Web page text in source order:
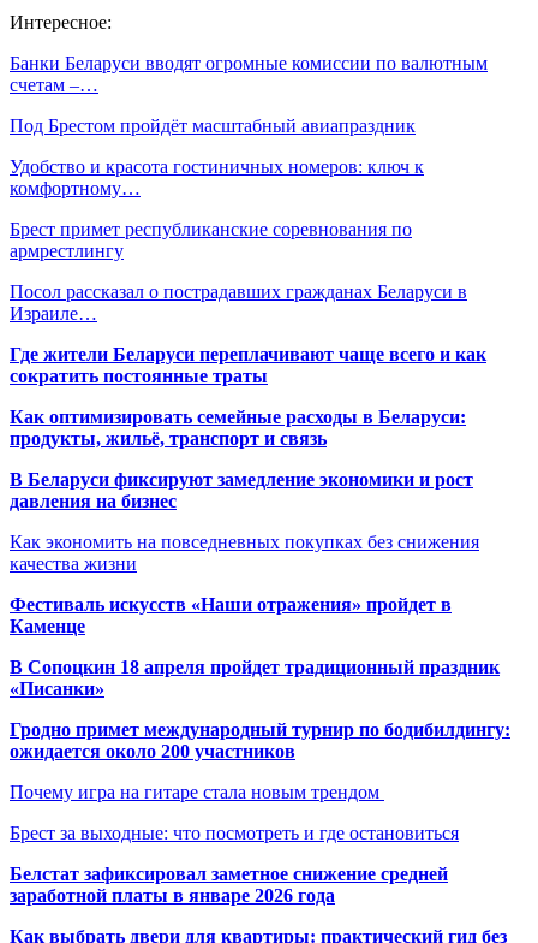
Интересное:
Банки Беларуси вводят огромные комиссии по валютным
счетам –…
Под Брестом пройдёт масштабный авиапраздник
Удобство и красота гостиничных номеров: ключ к
комфортному…
Брест примет республиканские соревнования по
армрестлингу
Посол рассказал о пострадавших гражданах Беларуси в
Израиле…
Где жители Беларуси переплачивают чаще всего и как
сократить постоянные траты
Как оптимизировать семейные расходы в Беларуси:
продукты, жильё, транспорт и связь
В Беларуси фиксируют замедление экономики и рост
давления на бизнес
Как экономить на повседневных покупках без снижения
качества жизни
Фестиваль искусств «Наши отражения» пройдет в
Каменце
В Сопоцкин 18 апреля пройдет традиционный праздник
«Писанки»
Гродно примет международный турнир по бодибилдингу:
ожидается около 200 участников
Почему игра на гитаре стала новым трендом
Брест за выходные: что посмотреть и где остановиться
Белстат зафиксировал заметное снижение средней
заработной платы в январе 2026 года
Как выбрать двери для квартиры: практический гид без